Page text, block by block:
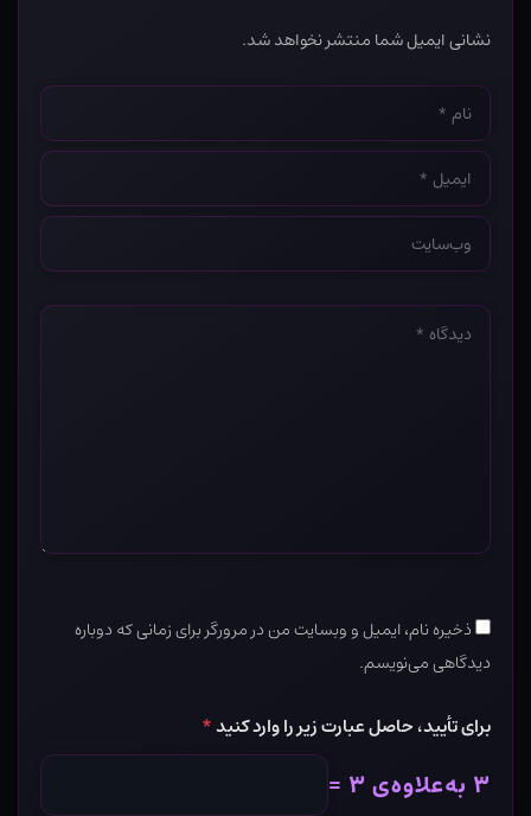
نشانی ایمیل شما منتشر نخواهد شد.
نام
*
ایمیل
*
وب‌سایت
*
دیدگاه
ذخیره نام، ایمیل و وبسایت من در مرورگر برای زمانی که دوباره
دیدگاهی می‌نویسم.
برای تأیید، حاصل عبارت زیر را وارد کنید*
۳ به‌علاوه‌ی ۳ =